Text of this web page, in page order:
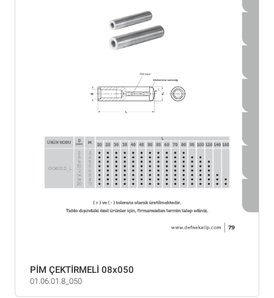
PİM ÇEKTİRMELİ 08x050
01.06.01.8_050